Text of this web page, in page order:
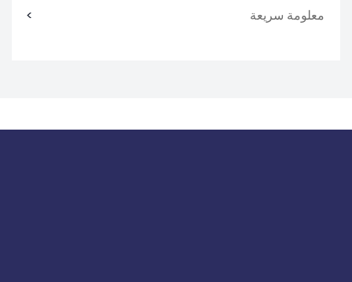
معلومة سريعة